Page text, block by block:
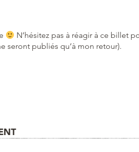
N’hésitez pas à réagir à ce billet
seront publiés qu’à mon retour).